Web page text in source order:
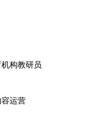
构教研员
运营